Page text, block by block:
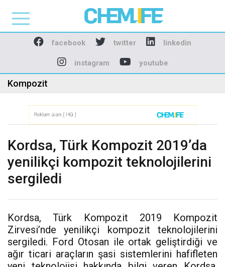
Chemlife - Basılı ve
facebook twitter linkedin
instagram youtube
Kompozit
Kordsa, Türk Kompozit 2019’da
yenilikçi kompozit teknolojilerini
sergiledi
Kordsa, Türk Kompozit 2019 Kompozit
Zirvesi’nde yenilikçi kompozit teknolojilerini
sergiledi. Ford Otosan ile ortak geliştirdiği ve
ağır ticari araçların şasi sistemlerini hafifleten